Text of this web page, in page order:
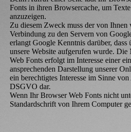
Fonts in ihren Browsercache, um
anzuzeigen.
Zu diesem Zweck muss der von Ihnen
Verbindung zu den Servern von
erlangt Google Kenntnis darüber, dass
unsere Website aufgerufen wurde.
Web Fonts erfolgt im Interesse einer
ansprechenden Darstellung unserer
ein berechtigtes Interesse im Sinne
DSGVO dar.
Wenn Ihr Browser Web Fonts nicht
Standardschrift von Ihrem Computer